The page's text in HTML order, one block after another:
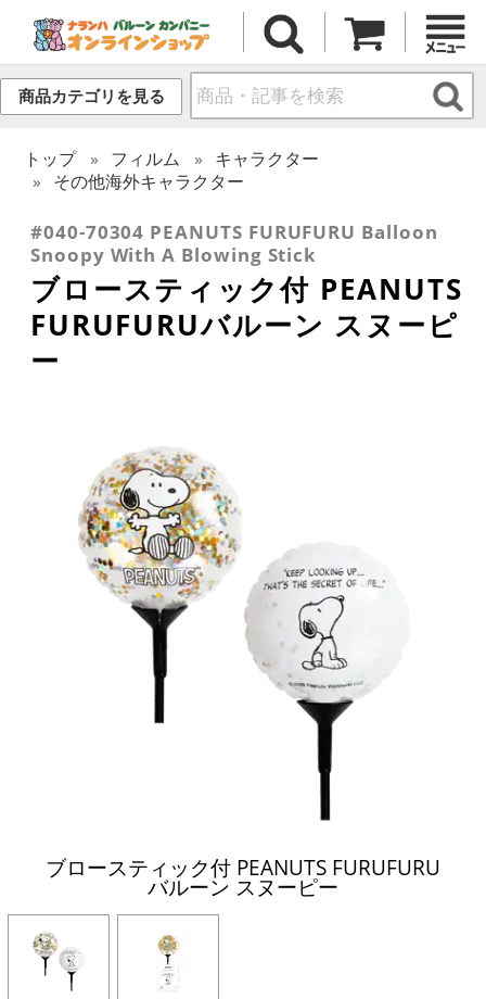
商品カテゴリを見る
トップ フィルム
キャラクター
その他海外キャラクター
#040-70304 PEANUTS FURUFURU Balloon
Snoopy With A Blowing Stick
ブロースティック付 PEANUTS
FURUFURUバルーン スヌーピ
ー
ブロースティック付 PEANUTS FURUFURU
バルーン スヌーピー